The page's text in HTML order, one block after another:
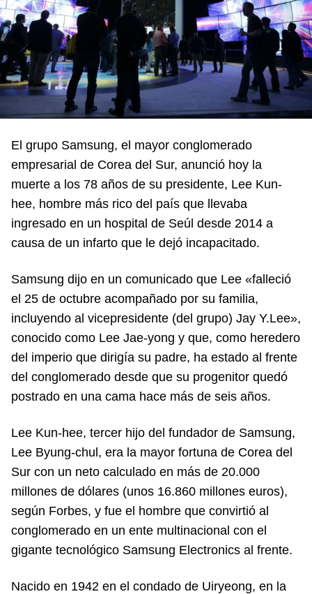
El grupo Samsung, el mayor conglomerado
empresarial de Corea del Sur, anunció hoy la
muerte a los 78 años de su presidente, Lee Kun-
hee, hombre más rico del país que llevaba
ingresado en un hospital de Seúl desde 2014 a
causa de un infarto que le dejó incapacitado.
Samsung dijo en un comunicado que Lee «falleció
el 25 de octubre acompañado por su familia,
incluyendo al vicepresidente (del grupo) Jay Y.Lee»,
conocido como Lee Jae-yong y que, como heredero
del imperio que dirigía su padre, ha estado al frente
del conglomerado desde que su progenitor quedó
postrado en una cama hace más de seis años.
Lee Kun-hee, tercer hijo del fundador de Samsung,
Lee Byung-chul, era la mayor fortuna de Corea del
Sur con un neto calculado en más de 20.000
millones de dólares (unos 16.860 millones euros),
según Forbes, y fue el hombre que convirtió al
conglomerado en un ente multinacional con el
gigante tecnológico Samsung Electronics al frente.
Nacido en 1942 en el condado de Uiryeong, en la